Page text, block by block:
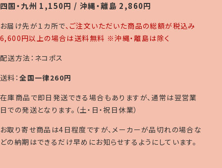
四国・九州 1,150円 / 沖縄・離島 2,860円
お届け先が１カ所で、ご注文いただいた商品の総額が税込み
6,600円以上の場合は送料無料 ※沖縄・離島は除く
配送方法：ネコポス
送料：全国一律260円
在庫商品で即日発送できる場合もありますが、通常は翌営業
日での発送となります。（土・日・祝日休業）
お取り寄せ商品は4日程度ですが、メーカーが品切れの場合な
どの納期はできるだけ早めにお知らせするようにしています。